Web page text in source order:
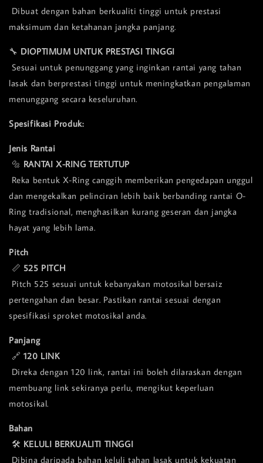
Dibuat dengan bahan berkualiti tinggi untuk prestasi
maksimum dan ketahanan jangka panjang.
🔧 DIOPTIMUM UNTUK PRESTASI TINGGI
Sesuai untuk penunggang yang inginkan rantai yang tahan
lasak dan berprestasi tinggi untuk meningkatkan pengalaman
menunggang secara keseluruhan.
Spesifikasi Produk:
Jenis Rantai
🔩 RANTAI X-RING TERTUTUP
Reka bentuk X-Ring canggih memberikan pengedapan unggul
dan mengekalkan pelinciran lebih baik berbanding rantai O-
Ring tradisional, menghasilkan kurang geseran dan jangka
hayat yang lebih lama.
Pitch
📏 525 PITCH
Pitch 525 sesuai untuk kebanyakan motosikal bersaiz
pertengahan dan besar. Pastikan rantai sesuai dengan
spesifikasi sproket motosikal anda.
Panjang
🔗 120 LINK
Direka dengan 120 link, rantai ini boleh dilaraskan dengan
membuang link sekiranya perlu, mengikut keperluan
motosikal.
Bahan
🛠️ KELULI BERKUALITI TINGGI
Dibina daripada bahan keluli tahan lasak untuk kekuatan